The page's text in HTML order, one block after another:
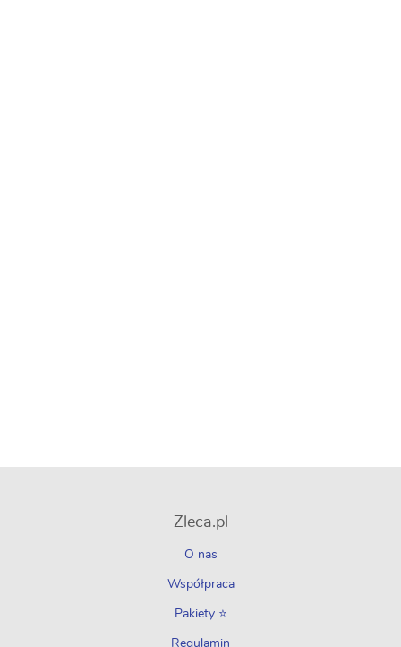
Zleca.pl
O nas
Współpraca
Pakiety ⭐
Regulamin